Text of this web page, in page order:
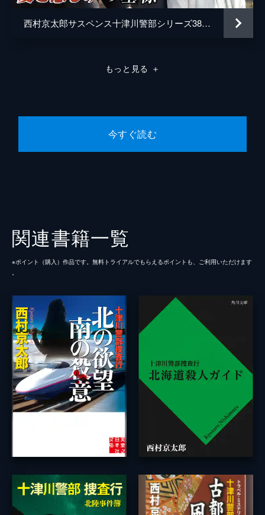
西村京太郎サスペンス十津川警部シリーズ38 愛と悲しみの墓標
もっと見る ＋
今すぐ読む
関連書籍一覧
※ポイント（購⼊）作品です。無料トライアルでもらえるポイントも、ご利⽤いただけます
。